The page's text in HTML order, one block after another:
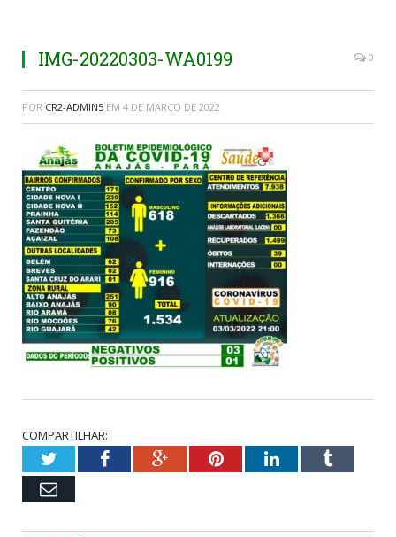
IMG-20220303-WA0199 0
POR CR2-ADMIN5 EM 4 DE MARÇO DE 2022
COMPARTILHAR:
TwitterFacebookGoogle+PinterestLinkedInTumblr
Email